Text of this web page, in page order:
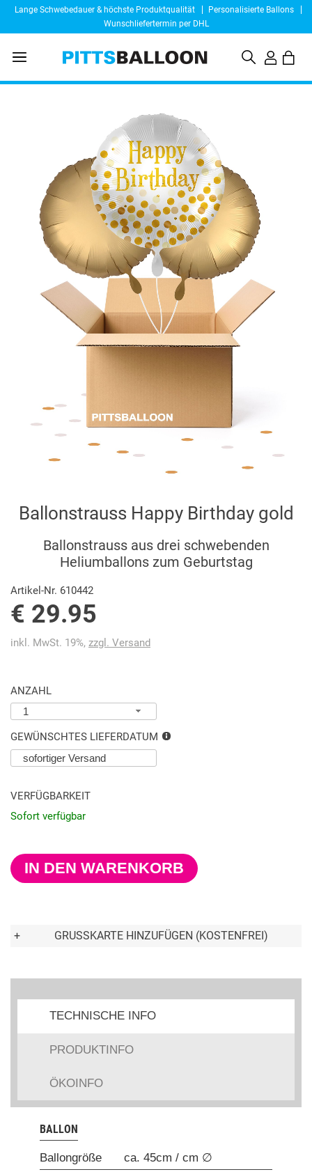
Lange Schwebedauer & höchste Produktqualität
Personalisierte Ballons
Wunschliefertermin per DHL
Ballonstrauss Happy Birthday gold
Ballonstrauss aus drei schwebenden
Heliumballons zum Geburtstag
Artikel-Nr. 610442
€ 29.95
inkl. MwSt. 19%, zzgl. Versand
ANZAHL
1
GEWÜNSCHTES LIEFERDATUM
VERFÜGBARKEIT
Sofort verfügbar
IN DEN WARENKORB
+ GRUSSKARTE HINZUFÜGEN (KOSTENFREI)
TECHNISCHE INFO
PRODUKTINFO
ÖKOINFO
BALLON
Ballongröße
ca. 45cm / cm ∅